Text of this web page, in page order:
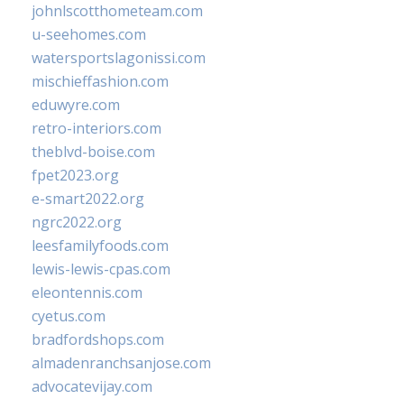
johnlscotthometeam.com
u-seehomes.com
watersportslagonissi.com
mischieffashion.com
eduwyre.com
retro-interiors.com
theblvd-boise.com
fpet2023.org
e-smart2022.org
ngrc2022.org
leesfamilyfoods.com
lewis-lewis-cpas.com
eleontennis.com
cyetus.com
bradfordshops.com
almadenranchsanjose.com
advocatevijay.com